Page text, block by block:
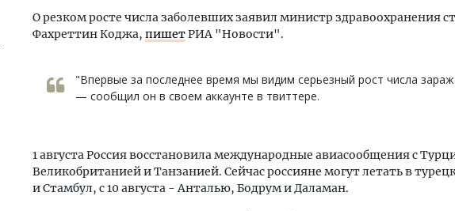
О резком росте числа заболевших заявил министр здравоохранения
Фахреттин Коджа, пишетРИА "Новости".
"Впервые за последнее время мы видим серьезный рост числа
— сообщил он в своем аккаунте в твиттере.
1 августа Россия восстановила международные авиасообщения с
Великобританией и Танзанией. Сейчас россияне могут летать в
и Стамбул, с 10 августа - Анталью, Бодрум и Даламан.